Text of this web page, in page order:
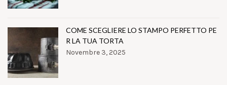
COME SCEGLIERE LO STAMPO PERFETTO PE
R LA TUA TORTA
Novembre 3, 2025